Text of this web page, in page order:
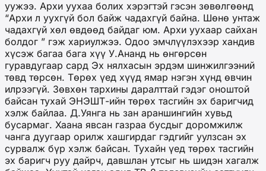
уужээ. Архи уухаа болих хэрэгтэй гэсэн зөвөлгөөнд
“Архи л уухгүй бол байж чадахгүй байна. Шөнө унтаж
чадахгүй хөл өвдөөд байдаг юм. Архи уухаар сайхан
болдог ” гэж хариулжээ. Одоо эмчлүүлэхээр хандив
хүсэж багаа бага хүү У.Ананд нь өнгөрсөн
гуравдугаар сард Эх нялхасын эрдэм шинжилгээний
төвд төрсөн. Төрөх үед хүүд ямар нэгэн хүнд өвчин
илрээгүй. Зөвхөн тархины даралттай гэдэг оноштой
байсан тухай ЭНЭШТ-ийн төрөх тасгийн эх баригчид
хэлж байлаа. Д.Уянга нь зан араншингийн хувьд
бусармаг. Хаана явсан газраа бусдыг доромжилж
чанга дуугаар орилж хашгирдаг гэдгийг уулзсан эх
сурвалж бүр хэлж байсан. Тухайн үед төрөх тасгийн
эх баригч руу дайрч, давшлан утсыг нь шидэн хагалж